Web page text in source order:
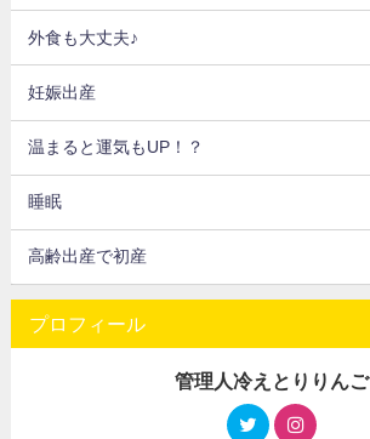
外食も大丈夫♪
妊娠出産
温まると運気もUP！？
睡眠
高齢出産で初産
プロフィール
管理人冷えとりりんご